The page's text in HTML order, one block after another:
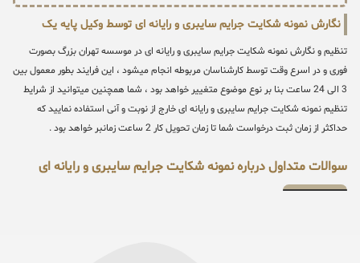
نگارش نمونه شکایت جرایم سایبری و رایانه ای توسط وکیل پایه یک
تنظیم و نگارش نمونه شکایت جرایم سایبری و رایانه ای در موسسه تهران بزرگ بصورت
فوری و در اسرع وقت توسط کارشناسان مربوطه انجام میشود ، این فرایند بطور معمول بین
3 الی 24 ساعت بنا بر نوع موضوع متغییر خواهد بود ، شما همچنین میتوانید از شرایط
تنظیم نمونه شکایت جرایم سایبری و رایانه ای خارج از نوبت و آنی استفاده نمایید که
حداکثر از زمان ثبت درخواست شما تا زمان تحویل کار 2 ساعت زمانبر خواهد بود .
سوالات متداول درباره نمونه شکایت جرایم سایبری و رایانه ای